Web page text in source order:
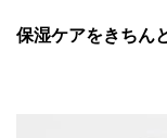
保湿ケアをきちん